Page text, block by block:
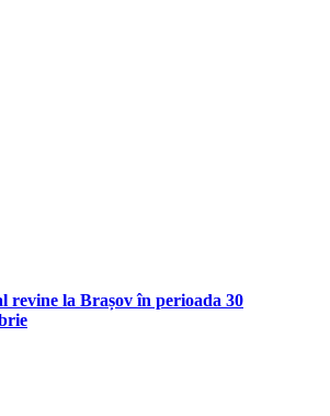
revine la Brașov în perioada 30